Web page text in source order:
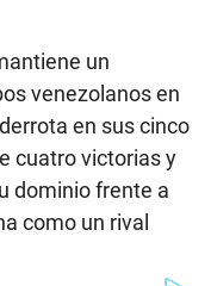
un
venezolanos en
en sus cinco
cuatro victorias y
dominio frente a
como un rival